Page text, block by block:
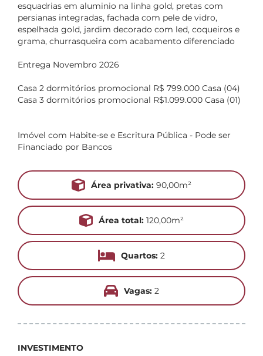
esquadrias em aluminio na linha gold, pretas com
persianas integradas, fachada com pele de vidro,
espelhada gold, jardim decorado com led, coqueiros e
grama, churrasqueira com acabamento diferenciado
Entrega Novembro 2026
Casa 2 dormitórios promocional R$ 799.000 Casa (04)
Casa 3 dormitórios promocional R$1.099.000 Casa (01)
Imóvel com Habite-se e Escritura Pública - Pode ser
Financiado por Bancos
Área privativa: 90,00m²
Área total: 120,00m²
Quartos:2
Vagas:2
INVESTIMENTO